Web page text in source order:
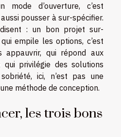
mode d’ouverture, c’est
pousser à sur-spécifier.
: un bon projet sur-
empile les options, c’est
appauvrir, qui répond aux
privilégie des solutions
ici, n’est pas une
méthode de conception.
les trois bons